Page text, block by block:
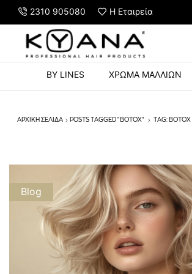
2310 905080 Η Εταιρεία
STRONG HOLD 500ml με αγορές άνω των 60€
BY LINES ΧΡΩΜΑ ΜΑΛΛΙΩΝ
ΑΡΧΙΚΉ ΣΕΛΊΔΑ POSTS TAGGED "BOTOX" TAG: BOTOX
Blog